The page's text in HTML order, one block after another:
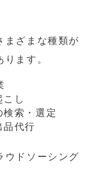
まざまな種類が
ます。
こし
検索・選定
品代行
ウドソーシング